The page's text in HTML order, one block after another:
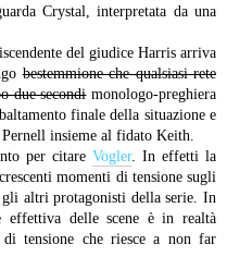
Crystal, interpretata da una
del giudice Harris arriva
bestemmione che qualsiasi rete
due secondimonologo-preghiera
finale della situazione e
insieme al fidato Keith.
per citare Vogler. In effetti la
momenti di tensione sugli
altri protagonisti della serie. In
effettiva delle scene è in realtà
di tensione che riesce a non far